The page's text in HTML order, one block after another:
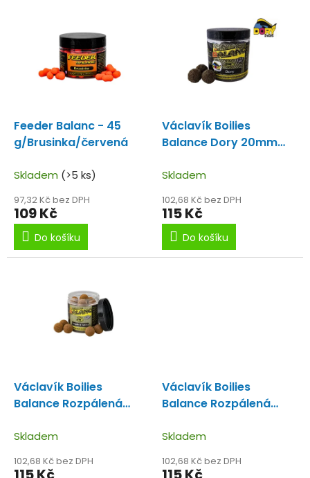
dFeeder Balanc - 45
g/Brusinka/červená
Skladem (>5 ks)
97,32 Kč bez DPH
109 Kč
Do košíku
Václavík Boilies
Balance Dory 20mm
Skladem
102,68 Kč bez DPH
115 Kč
Do košíku
Václavík Boilies
Balance Rozpálená
Skladem
102,68 Kč bez DPH
Václavík Boilies
Balance Rozpálená
Skladem
102,68 Kč bez DPH